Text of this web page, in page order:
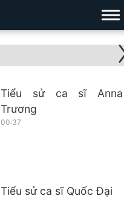
Tiểu sử ca sĩ Anna
Trương
00:37
Tiểu sử ca sĩ Quốc Đại